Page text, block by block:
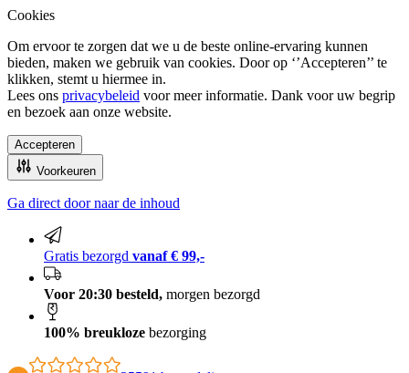
Cookies
Om ervoor te zorgen dat we u de beste online-ervaring kunnen
bieden, maken we gebruik van cookies. Door op ‘’Accepteren’’ te
klikken, stemt u hiermee in.
Lees ons privacybeleid voor meer informatie. Dank voor uw begrip
en bezoek aan onze website.
Accepteren
Voorkeuren
100% breukloze bezorging
Ga direct door naar de inhoud
Gratis bezorgd vanaf € 99,-
Voor 20:30 besteld, morgen bezorgd
100% breukloze bezorging